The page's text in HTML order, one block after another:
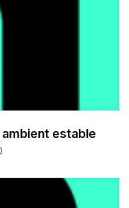
ambient estable